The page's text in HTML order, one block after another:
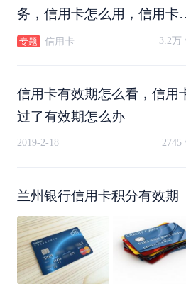
信用卡有效期怎么看，信用
意思
大家可以直接在信用卡的卡
期，信用卡有效期一般就印
例如某信用卡的卡号下方为
卡会在2020年9月份过期。如
日常磨损，导致无法看清，
务，信用卡怎么用，信用卡
么还款，信用卡可以转账吗
专题 信用卡 3.2万
信用卡有效期怎么看，信用
过了有效期怎么办
2019-2-18 2745
兰州银行信用卡积分有效期